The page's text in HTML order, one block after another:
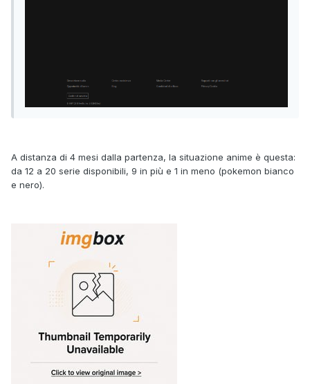
A distanza di 4 mesi dalla partenza, la situazione anime è questa:
da 12 a 20 serie disponibili, 9 in più e 1 in meno (pokemon bianco
e nero).